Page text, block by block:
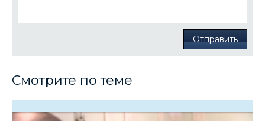
Отправить
Смотрите по теме